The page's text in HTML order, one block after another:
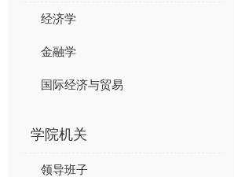
经济学
金融学
国际经济与贸易
学院机关
领导班子